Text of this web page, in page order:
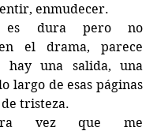
enmudecer.
es dura pero no
el drama, parece
hay una salida, una
largo de esas páginas
tristeza.
vez que me